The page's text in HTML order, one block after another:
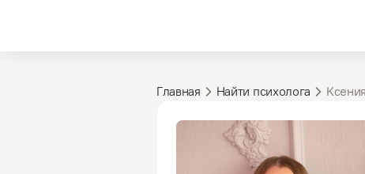
Главная Найти психолога